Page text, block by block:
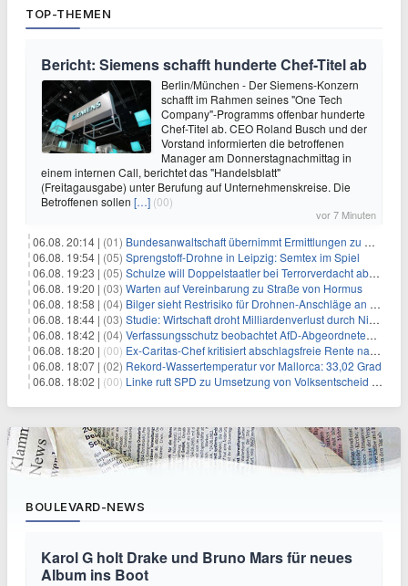
TOP-THEMEN
Bericht: Siemens schafft hunderte Chef-Titel ab
Berlin/München - Der Siemens-Konzern
schafft im Rahmen seines "One Tech
Company"-Programms offenbar hunderte
Chef-Titel ab. CEO Roland Busch und der
Vorstand informierten die betroffenen
Manager am Donnerstagnachmittag in
einem internen Call, berichtet das "Handelsblatt"
(Freitagausgabe) unter Berufung auf Unternehmenskreise. Die
Betroffenen sollen […] (00)
vor 7 Minuten
06.08. 20:14 | (01) Bundesanwaltschaft übernimmt Ermittlungen zu Drohnenvorfall
06.08. 19:54 | (05) Sprengstoff-Drohne in Leipzig: Semtex im Spiel
06.08. 19:23 | (05) Schulze will Doppelstaatler bei Terrorverdacht abschieben
06.08. 19:20 | (03) Warten auf Vereinbarung zu Straße von Hormus
06.08. 18:58 | (04) Bilger sieht Restrisiko für Drohnen-Anschläge an Flughäfen
06.08. 18:44 | (03) Studie: Wirtschaft droht Milliardenverlust durch Niedrigwasser
06.08. 18:42 | (04) Verfassungsschutz beobachtet AfD-Abgeordneten Nolte
06.08. 18:20 | (00) Ex-Caritas-Chef kritisiert abschlagsfreie Rente nach 45 Jahren
06.08. 18:07 | (02) Rekord-Wassertemperatur vor Mallorca: 33,02 Grad
06.08. 18:02 | (00) Linke ruft SPD zu Umsetzung von Volksentscheid auf
BOULEVARD-NEWS
Karol G holt Drake und Bruno Mars für neues
Album ins Boot